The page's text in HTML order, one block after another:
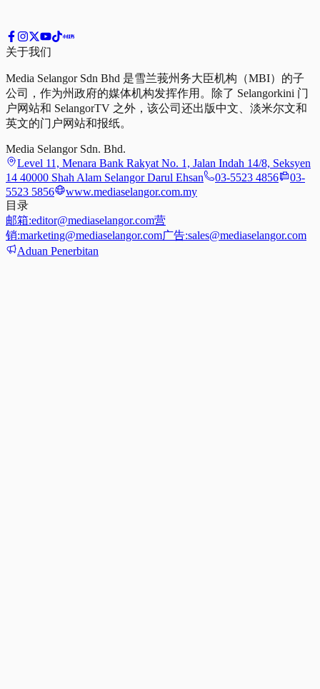
关于我们
Media Selangor Sdn Bhd 是雪兰莪州务大臣机构（MBI）的子
公司，作为州政府的媒体机构发挥作用。除了 Selangorkini 门
户网站和 SelangorTV 之外，该公司还出版中文、淡米尔文和
英文的门户网站和报纸。
Media Selangor Sdn. Bhd.
Level 11, Menara Bank Rakyat No. 1, Jalan Indah 14/8, Seksyen
14 40000 Shah Alam Selangor Darul Ehsan
03-5523 4856
03-
5523 5856
www.mediaselangor.com.my
目录
邮箱:editor@mediaselangor.com营
销:marketing@mediaselangor.com广告:sales@mediaselangor.com
Aduan Penerbitan